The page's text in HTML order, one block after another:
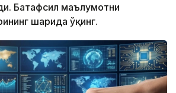
Батафсил маълумотни
шарҳида ўқинг.